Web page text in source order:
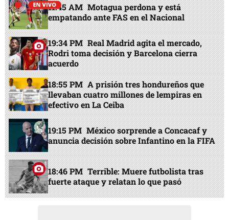
11:45 AM Motagua perdona y está
empatando ante FAS en el Nacional
19:34 PM Real Madrid agita el mercado,
Rodri toma decisión y Barcelona cierra
acuerdo
18:55 PM A prisión tres hondureños que
llevaban cuatro millones de lempiras en
efectivo en La Ceiba
19:15 PM México sorprende a Concacaf y
anuncia decisión sobre Infantino en la FIFA
18:46 PM Terrible: Muere futbolista tras
fuerte ataque y relatan lo que pasó